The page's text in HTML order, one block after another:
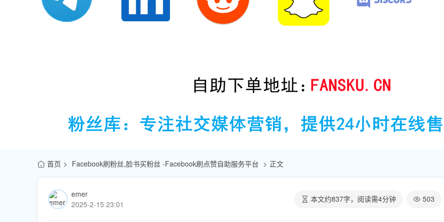
首页 Facebook刷粉丝,脸书买粉丝 -Facebook刷点赞自助服务平台 正文
emer
2025-2-15 23:01
本文约837字，阅读需4分钟 503